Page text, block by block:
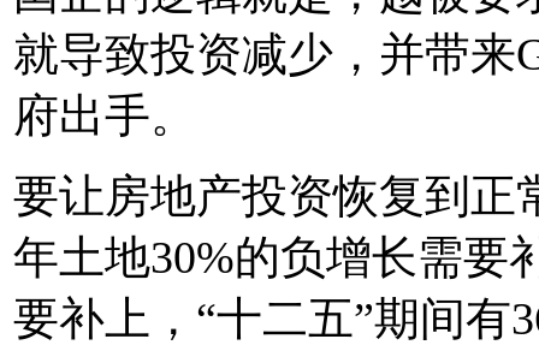
就导致投资减少，并带来
府出手。
要让房地产投资恢复到正
年土地30%的负增长需要
要补上，“十二五”期间有